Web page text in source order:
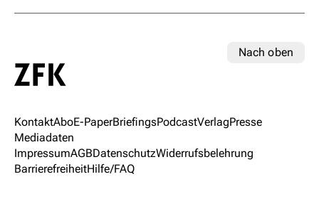
Nach oben
KontaktAboE-PaperBriefingsPodcastVerlagPresse
Mediadaten
ImpressumAGBDatenschutzWiderrufsbelehrung
BarrierefreiheitHilfe/FAQ